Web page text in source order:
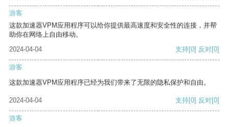
游客
这款加速器VPM应用程序可以给你提供最高速度和安全性的连接，并帮
助你在网络上自由移动。
2024-04-04
支持[0] 反对[0]
游客
这款加速器VPM应用程序已经为我们带来了无限的隐私保护和自由。
2024-04-04 支持[0] 反对[0]
游客